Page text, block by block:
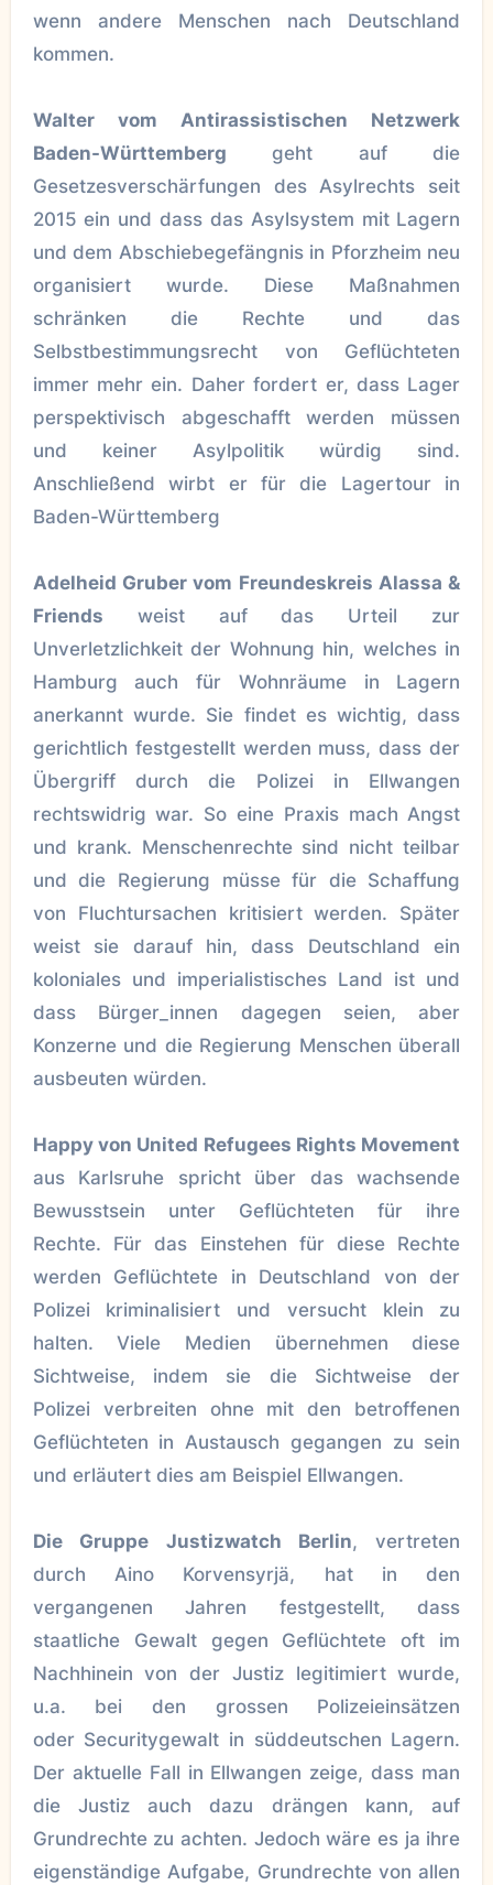
wenn andere Menschen nach Deutschland
kommen.
Walter vom Antirassistischen Netzwerk
Baden-Württemberg geht auf die
Gesetzesverschärfungen des Asylrechts seit
2015 ein und dass das Asylsystem mit Lagern
und dem Abschiebegefängnis in Pforzheim neu
organisiert wurde. Diese Maßnahmen
schränken die Rechte und das
Selbstbestimmungsrecht von Geflüchteten
immer mehr ein. Daher fordert er, dass Lager
perspektivisch abgeschafft werden müssen
und keiner Asylpolitik würdig sind.
Anschließend wirbt er für die Lagertour in
Baden-Württemberg
Adelheid Gruber vom Freundeskreis Alassa &
Friends weist auf das Urteil zur
Unverletzlichkeit der Wohnung hin, welches in
Hamburg auch für Wohnräume in Lagern
anerkannt wurde. Sie findet es wichtig, dass
gerichtlich festgestellt werden muss, dass der
Übergriff durch die Polizei in Ellwangen
rechtswidrig war. So eine Praxis mach Angst
und krank. Menschenrechte sind nicht teilbar
und die Regierung müsse für die Schaffung
von Fluchtursachen kritisiert werden. Später
weist sie darauf hin, dass Deutschland ein
koloniales und imperialistisches Land ist und
dass Bürger_innen dagegen seien, aber
Konzerne und die Regierung Menschen überall
ausbeuten würden.
Happy von United Refugees Rights Movement
aus Karlsruhe spricht über das wachsende
Bewusstsein unter Geflüchteten für ihre
Rechte. Für das Einstehen für diese Rechte
werden Geflüchtete in Deutschland von der
Polizei kriminalisiert und versucht klein zu
halten. Viele Medien übernehmen diese
Sichtweise, indem sie die Sichtweise der
Polizei verbreiten ohne mit den betroffenen
Geflüchteten in Austausch gegangen zu sein
und erläutert dies am Beispiel Ellwangen.
Die Gruppe Justizwatch Berlin, vertreten
durch Aino Korvensyrjä, hat in den
vergangenen Jahren festgestellt, dass
staatliche Gewalt gegen Geflüchtete oft im
Nachhinein von der Justiz legitimiert wurde,
u.a. bei den grossen Polizeieinsätzen
oder Securitygewalt in süddeutschen Lagern.
Der aktuelle Fall in Ellwangen zeige, dass man
die Justiz auch dazu drängen kann, auf
Grundrechte zu achten. Jedoch wäre es ja ihre
eigenständige Aufgabe, Grundrechte von allen